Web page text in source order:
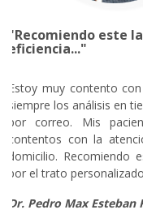
"Recomiendo este
eficiencia..."
Estoy muy contento
siempre los análisis en
por correo. Mis
contentos con la
domicilio. Recomiendo
por el trato
Dr. Pedro Max Esteban